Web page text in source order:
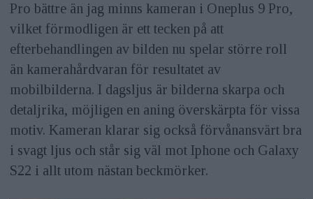
Pro bättre än jag minns kameran i Oneplus 9 Pro,
vilket förmodligen är ett tecken på att
efterbehandlingen av bilden nu spelar större roll
än kamerahårdvaran för resultatet av
mobilbilderna. I dagsljus är bilderna skarpa och
detaljrika, möjligen en aning överskärpta för vissa
motiv. Kameran klarar sig också förvånansvärt bra
i svagt ljus och står sig väl mot Iphone och Galaxy
S22 i allt utom nästan beckmörker.